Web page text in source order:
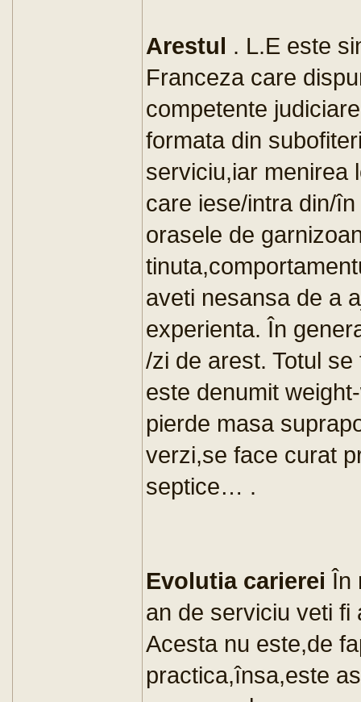
Arestul . L.E este
Franceza care
competente
formata din
serviciu,iar menirea
care iese/intra din/
orasele de
aveti nesansa de a
experienta. În
/zi de arest. Totul
este denumit
pierde masa
verzi,se face curat
septice… .
Evolutia carierei În
an de serviciu veti fi
Acesta nu este,de
practica,însa,este